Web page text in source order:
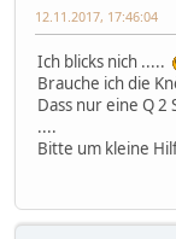
12.11.2017, 17:46:04
Ich blicks nich .....
Brauche ich die
Dass nur eine Q 2
....
Bitte um kleine